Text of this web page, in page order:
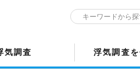
気調査 浮気調査